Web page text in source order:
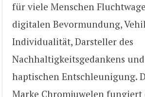
für viele Menschen
digitalen Bevormundung,
Individualität, Darsteller des
Nachhaltigkeitsgedankens
haptischen Entschleunigung.
Marke Chromjuwelen fungiert